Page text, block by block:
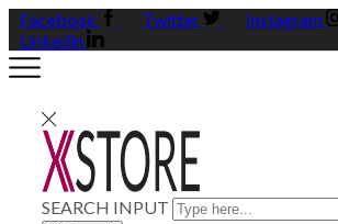
Facebook Twitter Instagram
Linkedin
SEARCH INPUT